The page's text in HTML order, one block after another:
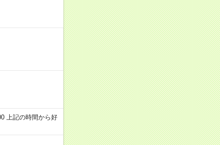
上記の時間から好